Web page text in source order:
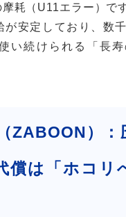
耗（U11エラー）で
が安定しており、数
い続けられる「長
ZABOON）：
償は「ホコリ